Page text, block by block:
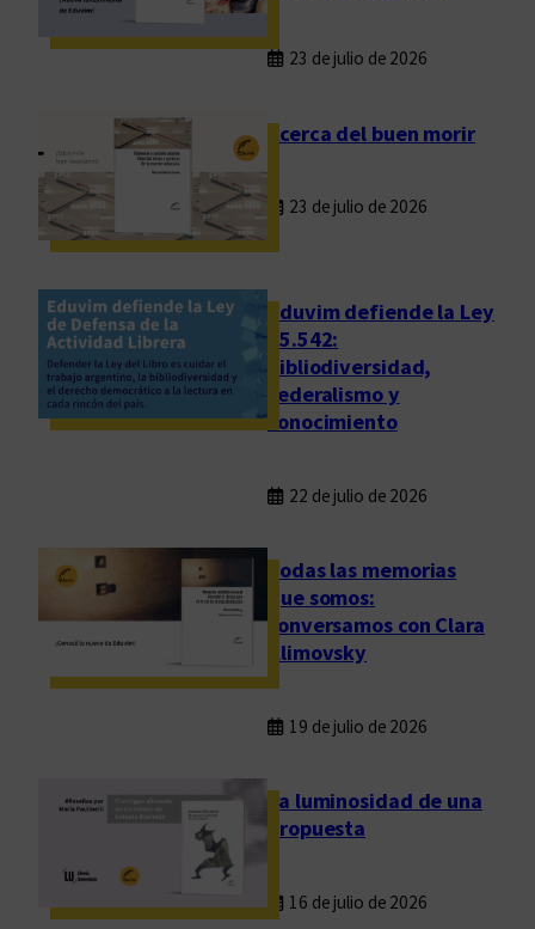
e
s
m
m
r
g
e
n
e
23 de julio de 2026
Acerca del buen morir
23 de julio de 2026
Eduvim defiende la Ley
25.542:
bibliodiversidad,
federalismo y
conocimiento
22 de julio de 2026
Todas las memorias
que somos:
conversamos con Clara
Klimovsky
19 de julio de 2026
La luminosidad de una
propuesta
16 de julio de 2026